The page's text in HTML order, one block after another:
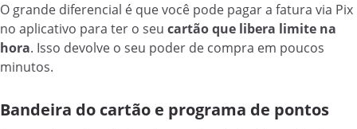
O grande diferencial é que você pode pagar a fatura via Pix
no aplicativo para ter o seu cartão que libera limite na
hora. Isso devolve o seu poder de compra em poucos
minutos.
Bandeira do cartão e programa de pontos